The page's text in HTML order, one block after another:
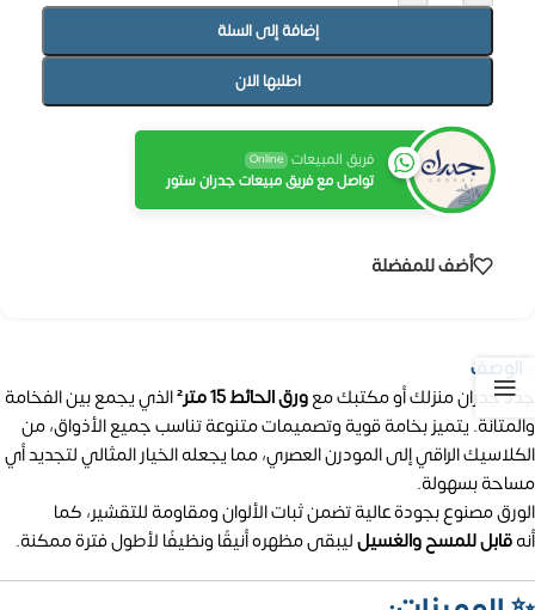
إضافة إلى السلة
اطلبها الان
فريق المبيعات Online
تواصل مع فريق مبيعات جدران ستور
أضف للمفضلة
الوصف
جدّد جدران منزلك أو مكتبك معورق الحائط 15 متر²
الذي يجمع بين الفخامة
والمتانة. يتميز بخامة قوية وتصميمات متنوعة تناسب جميع الأذواق، من
الكلاسيك الراقي إلى المودرن العصري، مما يجعله الخيار المثالي لتجديد أي
مساحة بسهولة.
الورق مصنوع بجودة عالية تضمن ثبات الألوان ومقاومة للتقشير، كما
أنهقابل للمسح والغسيلليبقى مظهره أنيقًا ونظيفًا لأطول فترة ممكنة.